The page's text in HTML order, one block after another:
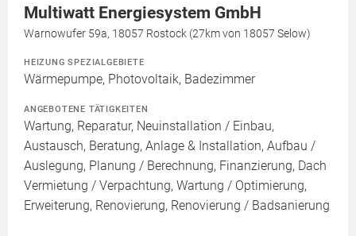
Multiwatt Energiesystem GmbH
Warnowufer 59a, 18057 Rostock (27km von 18057 Selow)
HEIZUNG SPEZIALGEBIETE
Wärmepumpe, Photovoltaik, Badezimmer
ANGEBOTENE TÄTIGKEITEN
Wartung, Reparatur, Neuinstallation / Einbau,
Austausch, Beratung, Anlage & Installation, Aufbau /
Auslegung, Planung / Berechnung, Finanzierung, Dach
Vermietung / Verpachtung, Wartung / Optimierung,
Erweiterung, Renovierung, Renovierung / Badsanierung